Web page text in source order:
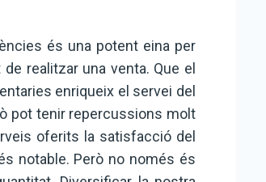
és una potent eina per
realitzar una venta. Que el
enriqueix el servei del
pot tenir repercussions molt
oferits la satisfacció del
notable. Però no només és